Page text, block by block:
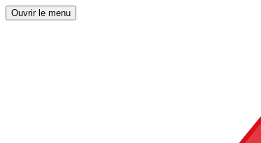
Ouvrir le menu